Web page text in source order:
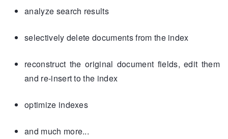
analyze search results
selectively delete documents from the index
reconstruct the original document fields, edit them
and re-insert to the index
optimize indexes
and much more...